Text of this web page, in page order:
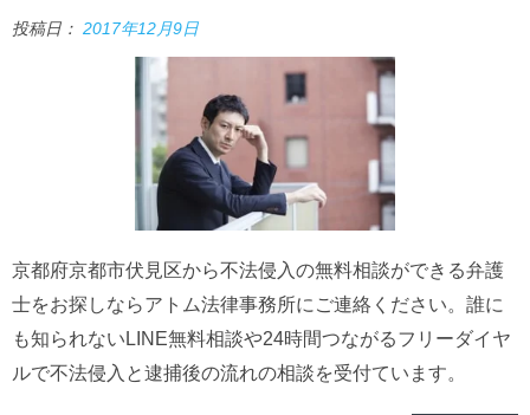
投稿日： 2017年12月9日
京都府京都市伏見区から不法侵入の無料相談ができる弁護
士をお探しならアトム法律事務所にご連絡ください。誰に
も知られないLINE無料相談や24時間つながるフリーダイヤ
ルで不法侵入と逮捕後の流れの相談を受付ています。